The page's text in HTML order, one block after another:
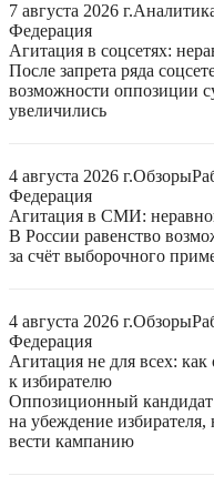
7 августа 2026 г.
Федерация
Агитация в соцсетях:
После запрета ряда
возможности оппозиции
увеличились
4 августа 2026 г.Обзоры
Федерация
Агитация в СМИ:
В России равенство
за счёт выборочного
4 августа 2026 г.Обзоры
Федерация
Агитация не для всех:
к избирателю
Оппозиционный кандидат
на убеждение
вести кампанию